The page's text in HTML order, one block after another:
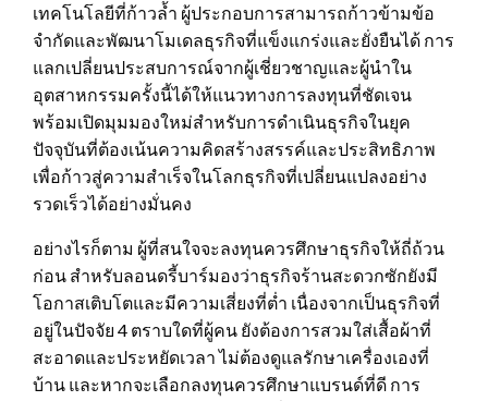
เทคโนโลยีที่ก้าวล้ำ ผู้ประกอบการสามารถก้าวข้ามข้อ
จำกัดและพัฒนาโมเดลธุรกิจที่แข็งแกร่งและยั่งยืนได้ การ
แลกเปลี่ยนประสบการณ์จากผู้เชี่ยวชาญและผู้นำใน
อุตสาหกรรมครั้งนี้ได้ให้แนวทางการลงทุนที่ชัดเจน
พร้อมเปิดมุมมองใหม่สำหรับการดำเนินธุรกิจในยุค
ปัจจุบันที่ต้องเน้นความคิดสร้างสรรค์และประสิทธิภาพ
เพื่อก้าวสู่ความสำเร็จในโลกธุรกิจที่เปลี่ยนแปลงอย่าง
รวดเร็วได้อย่างมั่นคง
อย่างไรก็ตาม ผู้ที่สนใจจะลงทุนควรศึกษาธุรกิจให้ถี่ถ้วน
ก่อน สำหรับลอนดรี้บาร์มองว่าธุรกิจร้านสะดวกซักยังมี
โอกาสเติบโตและมีความเสี่ยงที่ต่ำ เนื่องจากเป็นธุรกิจที่
อยู่ในปัจจัย 4 ตราบใดที่ผู้คน ยังต้องการสวมใส่เสื้อผ้าที่
สะอาดและประหยัดเวลา ไม่ต้องดูแลรักษาเครื่องเองที่
บ้าน และหากจะเลือกลงทุนควรศึกษาแบรนด์ที่ดี การ